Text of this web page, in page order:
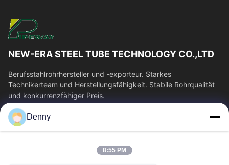
NEW-ERA STEEL TUBE TECHNOLOGY CO.,LTD
Berufsstahlrohrhersteller und -exporteur. Starkes
Technikerteam und Herstellungsfähigkeit. Stabile Rohrqualität
und konkurrenzfähiger Preis.
Schnelllinks
Haus
Über Uns
Denny
8:55 PM